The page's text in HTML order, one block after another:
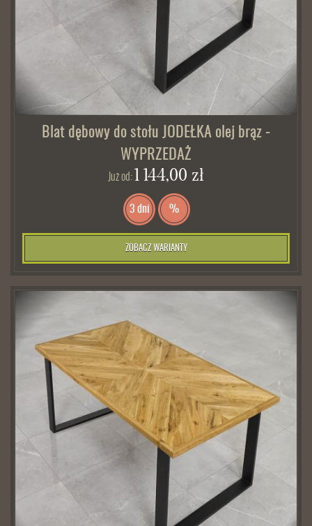
Blat dębowy do stołu JODEŁKA olej brąz -
WYPRZEDAŻ
Już od:1 144,00 zł
3 dni %
ZOBACZ WARIANTY